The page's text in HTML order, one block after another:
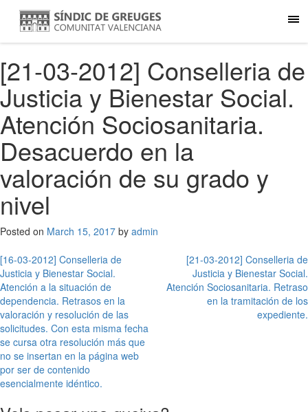
[21-03-2012] Conselleria de
Justicia y Bienestar Social.
Atención Sociosanitaria.
Desacuerdo en la
valoración de su grado y
nivel
Posted on March 15, 2017 by admin
Post
navigation
[16-03-2012] Conselleria de
Justicia y Bienestar Social.
Atención a la situación de
dependencia. Retrasos en la
valoración y resolución de las
solicitudes. Con esta misma fecha
se cursa otra resolución más que
no se insertan en la página web
por ser de contenido
esencialmente idéntico.
[21-03-2012] Conselleria de
Justicia y Bienestar Social.
Atención Sociosanitaria. Retraso
en la tramitación de los
expediente.